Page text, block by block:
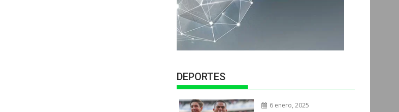
DEPORTES
6 enero, 2025